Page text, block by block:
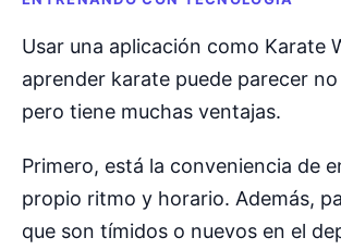
Usar una aplicación como Karate
aprender karate puede parecer
pero tiene muchas ventajas.
Primero, está la conveniencia de
propio ritmo y horario. Además,
que son tímidos o nuevos en el